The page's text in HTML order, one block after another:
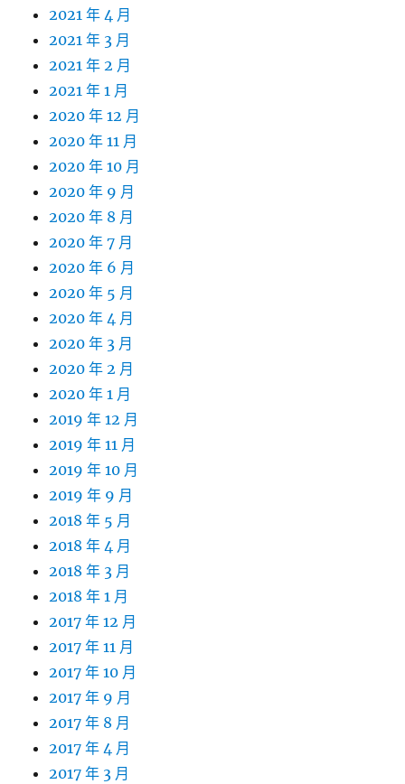
2021 年 4 月
2021 年 3 月
2021 年 2 月
2021 年 1 月
2020 年 12 月
2020 年 11 月
2020 年 10 月
2020 年 9 月
2020 年 8 月
2020 年 7 月
2020 年 6 月
2020 年 5 月
2020 年 4 月
2020 年 3 月
2020 年 2 月
2020 年 1 月
2019 年 12 月
2019 年 11 月
2019 年 10 月
2019 年 9 月
2018 年 5 月
2018 年 4 月
2018 年 3 月
2018 年 1 月
2017 年 12 月
2017 年 11 月
2017 年 10 月
2017 年 9 月
2017 年 8 月
2017 年 4 月
2017 年 3 月